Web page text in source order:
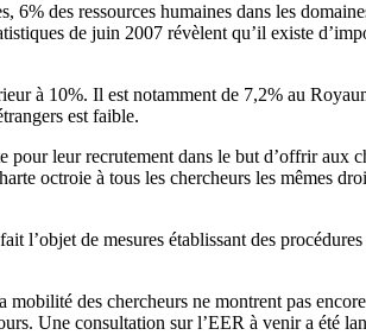
6% des ressources humaines dans les
de juin 2007 révèlent qu’il existe
à 10%. Il est notamment de 7,2% au
est faible.
leur recrutement dans le but d’offrir aux
octroie à tous les chercheurs les mêmes
l’objet de mesures établissant des
des chercheurs ne montrent pas
Une consultation sur l’EER à venir a été